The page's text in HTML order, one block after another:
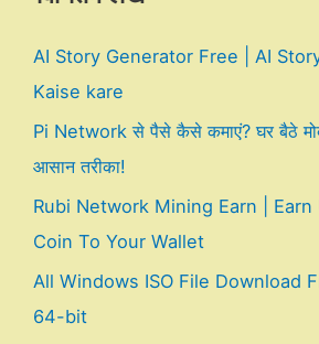
AI Story Generator Free | AI
Kaise kare
Pi Network से पैसे कैसे कमाएं? घर बैठे
आसान तरीका!
Rubi Network Mining Earn | Earn
Coin To Your Wallet
All Windows ISO File Download
64-bit